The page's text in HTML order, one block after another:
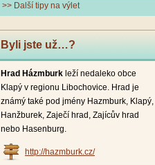
>> Další tipy na výlet
Byli jste už…?
Hrad Házmburk leží nedaleko obce
Klapý v regionu Libochovice. Hrad je
známý také pod jmény Hazmburk, Klapý,
Hanžburek, Zaječí hrad, Zajícův hrad
nebo Hasenburg.
http://hazmburk.cz/